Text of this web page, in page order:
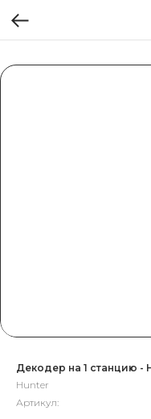
Декодер на 1 станцию -
Hunter
Артикул: